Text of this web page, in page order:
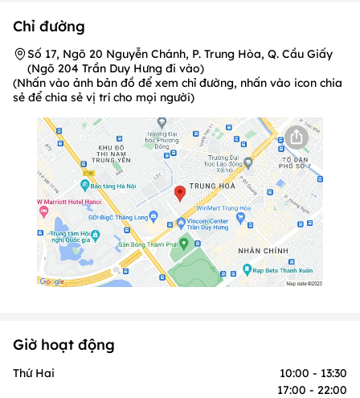
Chỉ đường
Số 17, Ngõ 20 Nguyễn Chánh, P. Trung Hòa, Q. Cầu Giấy
(Ngõ 204 Trần Duy Hưng đi vào)
(Nhấn vào ảnh bản đồ để xem chỉ đường, nhấn vào icon chia
sẻ để chia sẻ vị trí cho mọi người)
Giờ hoạt động
Thứ Hai
10:00 - 13:30
17:00 - 22:00